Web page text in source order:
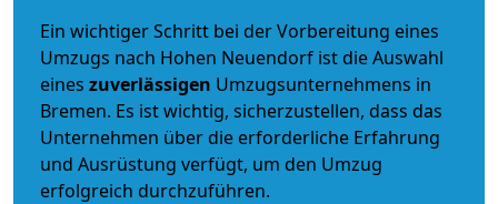
Ein wichtiger Schritt bei der Vorbereitung eines
Umzugs nach Hohen Neuendorf ist die Auswahl
eines zuverlässigen Umzugsunternehmens in
Bremen. Es ist wichtig, sicherzustellen, dass das
Unternehmen über die erforderliche Erfahrung
und Ausrüstung verfügt, um den Umzug
erfolgreich durchzuführen.